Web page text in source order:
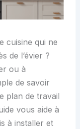
cuisine qui ne
de l’évier ?
ou à
de savoir
plan de travail
vous aide à
à installer et